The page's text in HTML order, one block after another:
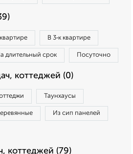
квартире В 3‑к квартире
длительный срок Посуточно
коттеджей (0)
Таунхаусы
Из сип панелей
коттеджей (79)